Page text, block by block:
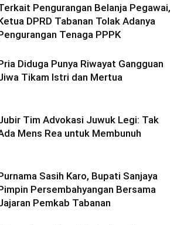
Pengurangan Belanja Pegawai,
DPRD Tabanan Tolak Adanya
Tenaga PPPK
Diduga Punya Riwayat Gangguan
Tikam Istri dan Mertua
Tim Advokasi Juwuk Legi: Tak
Mens Rea untuk Membunuh
Sasih Karo, Bupati Sanjaya
Persembahyangan Bersama
Pemkab Tabanan